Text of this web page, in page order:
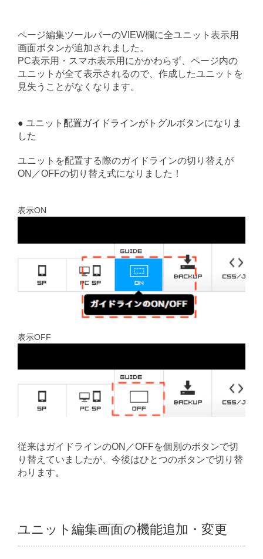
ページ編集ツールバーのVIEW欄に全ユニット表示用
画面ボタンが追加されました。
PC表示用・スマホ表示用にかかわらず、ページ内の
ユニットが全て表示されるので、作成したユニットを
見失うことがなくなります。
● ユニット配置ガイドラインがトグルボタンになりま
した
ユニットを配置する際のガイドラインの切り替えが
ON／OFFの切り替え式になりました！
表示ON
表示OFF
従来はガイドラインのON／OFFを個別のボタンで切
り替えていましたが、今後はひとつのボタンで切り替
わります。
ユニット編集画面の機能追加・変更